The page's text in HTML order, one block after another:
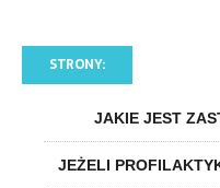
STRONY:
JAKIE JEST
JEŻELI